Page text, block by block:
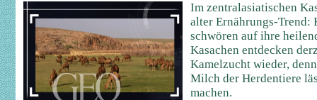
Im zentralasiatischen
alter Ernährungs-
schwören auf ihre
Kasachen entdecken
Kamelzucht wieder,
Milch der Herdentiere
machen.